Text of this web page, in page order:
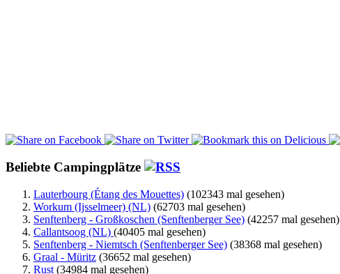
Beliebte Campingplätze
Lauterbourg (Étang des Mouettes) (102343 mal gesehen)
Workum (Ijsselmeer) (NL) (62703 mal gesehen)
Senftenberg - Großkoschen (Senftenberger See) (42257 mal gesehen)
Callantsoog (NL) (40405 mal gesehen)
Senftenberg - Niemtsch (Senftenberger See) (38368 mal gesehen)
Graal - Müritz (36652 mal gesehen)
Rust (34984 mal gesehen)